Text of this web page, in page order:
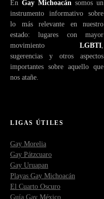
t
r
ó
n
i
c
o
En Gay Michoacán somos un
instrumento informativo sobre
lo más relevante en nuestro
estado: lugares con mayor
movimiento LGBTI
sugerencias y otros aspectos
importantes sobre aquello que
nos atañe.
LIGAS ÚTILES
Gay Morelia
Gay Pátzcuaro
Gay Uruapan
Playas Gay Michoacán
El Cuarto Oscuro
Guía Gay México